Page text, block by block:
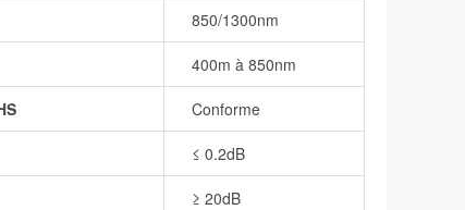
850/1300nm
400m à 850nm
Conforme
≤ 0.2dB
≥ 20dB